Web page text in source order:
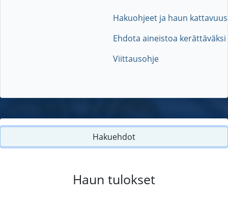
Hakuohjeet ja haun kattavuus
Ehdota aineistoa kerättäväksi
Viittausohje
Hakuehdot
Haun tulokset